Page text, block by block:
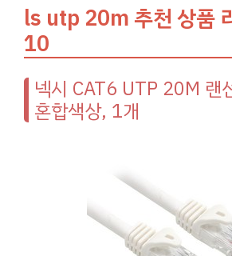
ls utp 20m 추천 상품
10
넥시 CAT6 UTP 20M 랜
혼합색상, 1개